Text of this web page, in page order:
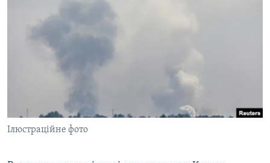
ВСЕ ЗА ДЕНЬ
СПЕЦПРОЕКТИ
СВІДЧЕННЯ ОКУПАЦІЇ
УКРАЇНСЬКА ПРОБЛЕМА КРИМУ
ЯК ОБІЙТИ БЛОКУВАННЯ
Qırımtatar
Ілюстраційне фото